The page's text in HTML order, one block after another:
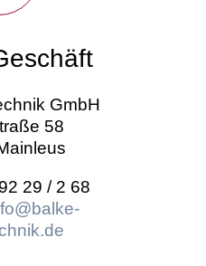
GmbH
58
29 / 2 68